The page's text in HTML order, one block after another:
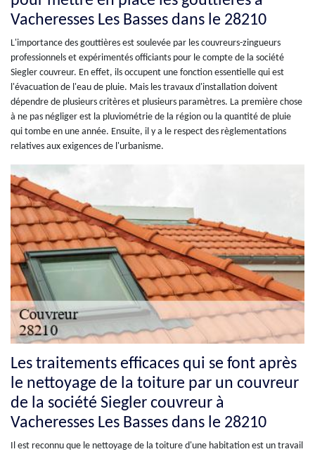
Vacheresses Les Basses dans le 28210
L'importance des gouttières est soulevée par les couvreurs-zingueurs
professionnels et expérimentés officiants pour le compte de la société
Siegler couvreur. En effet, ils occupent une fonction essentielle qui est
l'évacuation de l'eau de pluie. Mais les travaux d'installation doivent
dépendre de plusieurs critères et plusieurs paramètres. La première chose
à ne pas négliger est la pluviométrie de la région ou la quantité de pluie
qui tombe en une année. Ensuite, il y a le respect des règlementations
relatives aux exigences de l'urbanisme.
Les traitements efficaces qui se font après
le nettoyage de la toiture par un couvreur
de la société Siegler couvreur à
Vacheresses Les Basses dans le 28210
Il est reconnu que le nettoyage de la toiture d'une habitation est un travail